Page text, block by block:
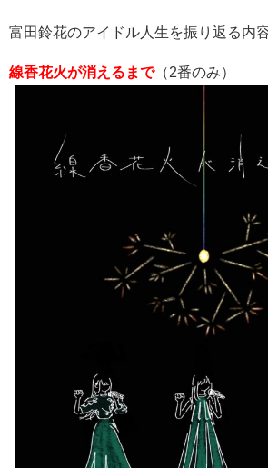
富田鈴花のアイドル人生を振り返る内
線香花火が消えるまで（2番のみ）